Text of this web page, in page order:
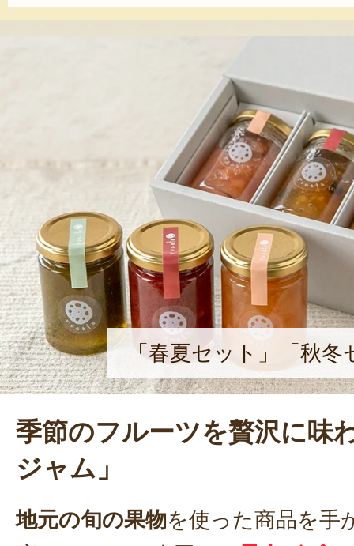
式場のパティシエ、料理教室の講師
る。「父の転勤で、幼稚園のころ新
がありました。休みの日には、鮮魚
て行ってもらいましたね。その記憶
て、新潟に移住したんです」と、佐
どもたちに旬の食材を味わう体験を
う想いから、地元の農産物を使って
食べる調理実習型こども食堂「こど
という取り組みも行う。
「春夏セット」「秋
季節のフルーツを贅沢に味
ジャム」
地元の旬の果物を使った商品を手